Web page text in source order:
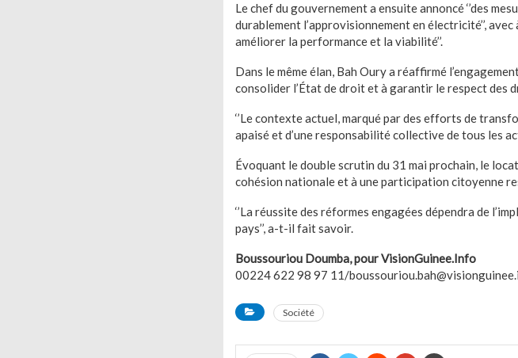
Le chef du gouvernement a ensuite annoncé ‘’des
durablement l’approvisionnement en électricité’’,
améliorer la performance et la viabilité’’.
Dans le même élan, Bah Oury a réaffirmé
consolider l’État de droit et à garantir le respect des
‘’Le contexte actuel, marqué par des efforts de
apaisé et d’une responsabilité collective de tous les
Évoquant le double scrutin du 31 mai prochain, le
cohésion nationale et à une participation citoyenne
‘’La réussite des réformes engagées dépendra de
pays’’, a-t-il fait savoir.
Boussouriou Doumba, pour VisionGuinee.Info
00224 622 98 97 11/
Société